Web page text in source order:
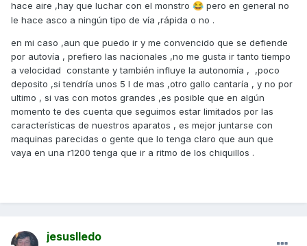
hace aire ,hay que luchar con el monstro 😂 pero en general no
le hace asco a ningún tipo de vía ,rápida o no .
en mi caso ,aun que puedo ir y me convencido que se defiende
por autovía , prefiero las nacionales ,no me gusta ir tanto tiempo
a velocidad constante y también influye la autonomía , ,poco
deposito ,si tendría unos 5 l de mas ,otro gallo cantaría , y no por
ultimo , si vas con motos grandes ,es posible que en algún
momento te des cuenta que seguimos estar limitados por las
características de nuestros aparatos , es mejor juntarse con
maquinas parecidas o gente que lo tenga claro que aun que
vaya en una r1200 tenga que ir a ritmo de los chiquillos .
jesuslledo